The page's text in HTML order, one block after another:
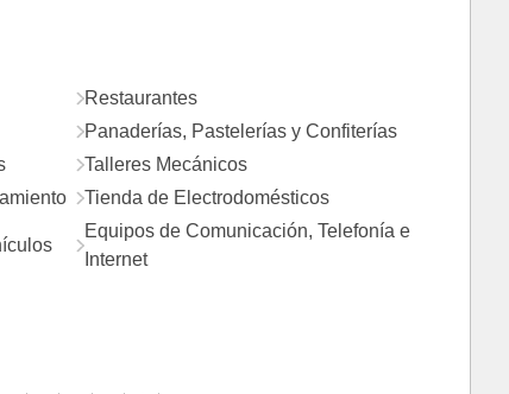
Restaurantes
Panaderías, Pastelerías y Confiterías
Talleres Mecánicos
Tienda de Electrodomésticos
Equipos de Comunicación, Telefonía e
Internet